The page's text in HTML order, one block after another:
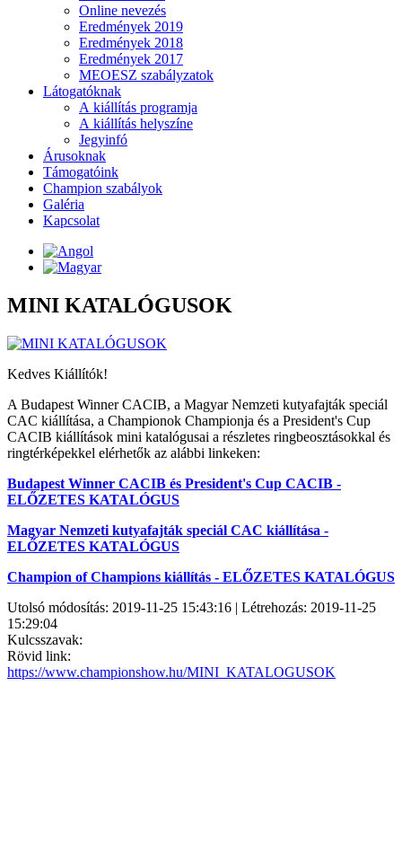
Online nevezés
Eredmények 2019
Eredmények 2018
Eredmények 2017
MEOESZ szabályzatok
Látogatóknak
A kiállítás programja
A kiállítás helyszíne
Jegyinfó
Árusoknak
Támogatóink
Champion szabályok
Galéria
Kapcsolat
MINI KATALÓGUSOK
Kedves Kiállítók!
A Budapest Winner CACIB, a Magyar Nemzeti kutyafajták speciál
CAC kiállítása, a Championok Championja és a President's Cup
CACIB kiállítások mini katalógusai a részletes ringbeosztásokkal és
ringtérképekkel elérhetők az alábbi linkeken:
Budapest Winner CACIB és President's Cup CACIB -
ELŐZETES KATALÓGUS
Magyar Nemzeti kutyafajták speciál CAC kiállítása -
ELŐZETES KATALÓGUS
Champion of Champions kiállítás - ELŐZETES KATALÓGUS
Utolsó módosítás: 2019-11-25 15:43:16 | Létrehozás: 2019-11-25
15:29:04
Kulcsszavak:
Rövid link:
https://www.championshow.hu/MINI_KATALOGUSOK